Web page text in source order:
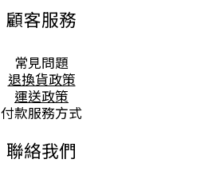
顧客服務
常見問題
退換貨政策
運送政策
付款服務方式
聯絡我們